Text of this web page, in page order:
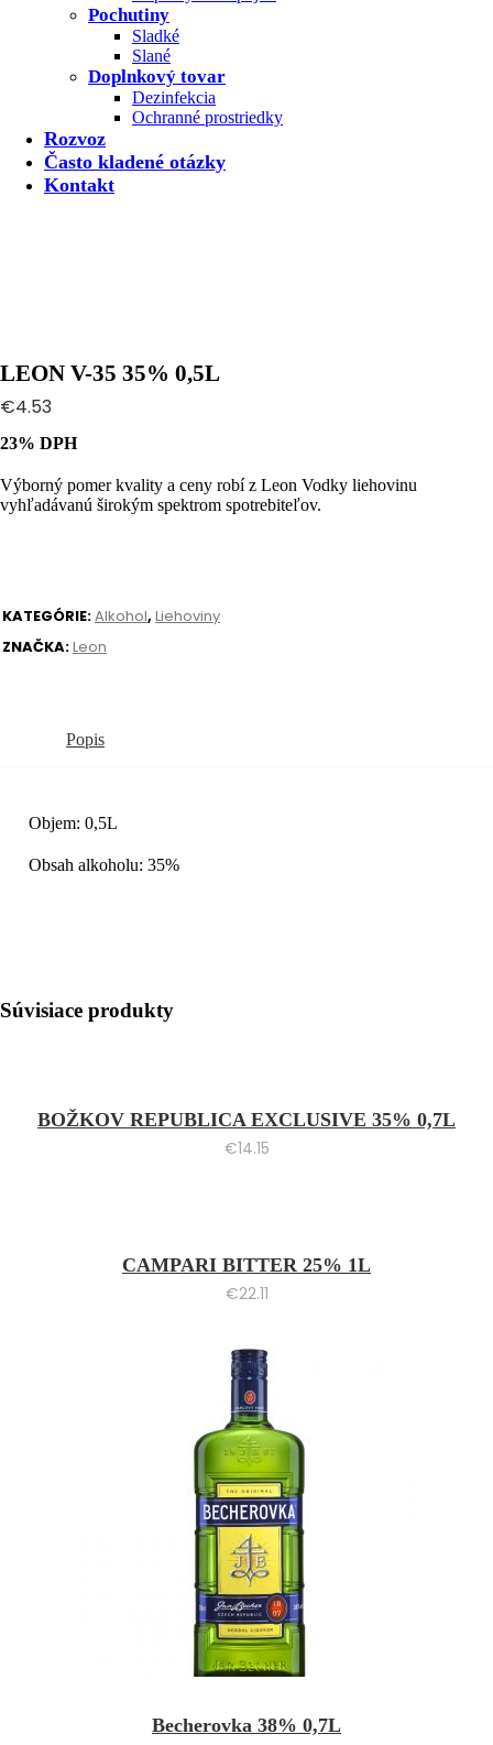
Pochutiny
Sladké
Slané
Doplnkový tovar
Dezinfekcia
Ochranné prostriedky
Rozvoz
Často kladené otázky
Kontakt
LEON V-35 35% 0,5L
€4.53
23% DPH
Výborný pomer kvality a ceny robí z Leon Vodky liehovinu
vyhľadávanú širokým spektrom spotrebiteľov.
KATEGÓRIE:Alkohol, Liehoviny
ZNAČKA:Leon
Popis
Objem: 0,5L
Obsah alkoholu: 35%
Súvisiace produkty
BOŽKOV REPUBLICA EXCLUSIVE 35% 0,7L
€14.15
CAMPARI BITTER 25% 1L
€22.11
Becherovka 38% 0,7L